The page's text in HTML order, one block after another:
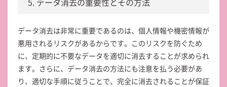
データ消去は非常に重要であるのは、個人情報や機密情報が
悪用されるリスクがあるからです。このリスクを防ぐため
に、定期的に不要なデータを適切に消去することが求められ
ます。さらに、データ消去の方法にも注意を払う必要があ
り、適切な手順に従うことで、完全に消去されることが保証